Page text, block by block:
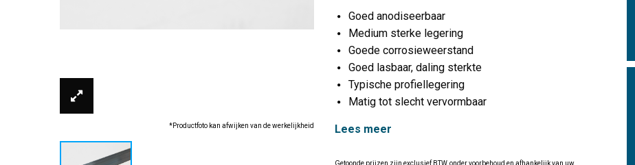
*Productfoto kan afwijken van de werkelijkheid
Goed anodiseerbaar
Medium sterke legering
Goede corrosieweerstand
Goed lasbaar, daling sterkte
Typische profiellegering
Matig tot slecht vervormbaar
Lees meer
Getoonde prijzen zijn exclusief BTW, onder voorbehoud en afhankelijk van uw